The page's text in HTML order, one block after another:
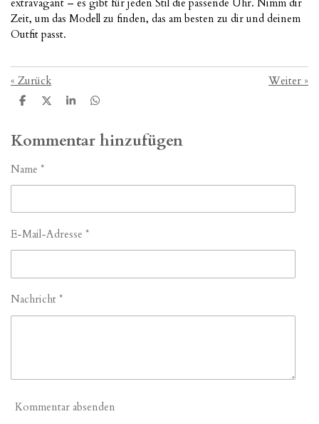
extravagant – es gibt für jeden Stil die passende Uhr. Nimm dir
Zeit, um das Modell zu finden, das am besten zu dir und deinem
Outfit passt.
« Zurück Weiter »
T
l
e
T
l
e
T
l
e
T
l
e
Kommentar hinzufügen
Name *
E-Mail-Adresse *
Nachricht *
Kommentar absenden